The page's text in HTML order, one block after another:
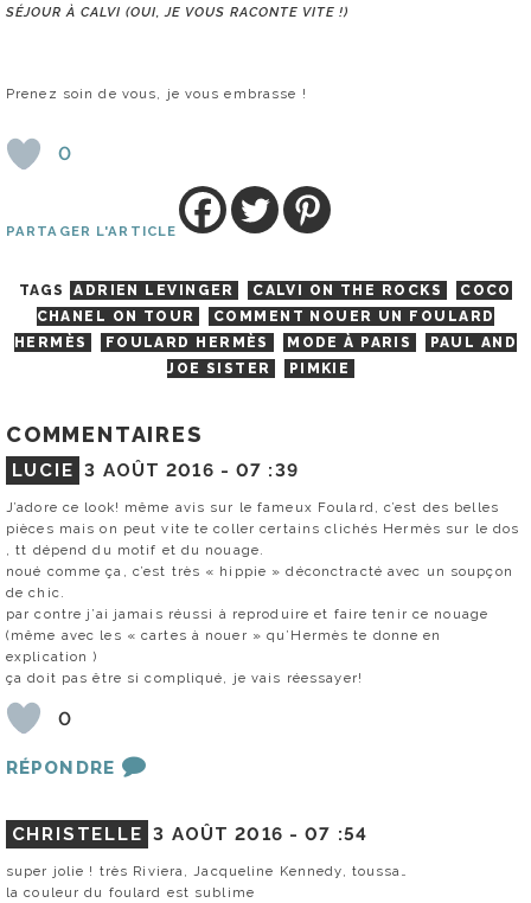
SÉJOUR À CALVI (OUI, JE VOUS RACONTE VITE !)
Prenez soin de vous, je vous embrasse !
0
PARTAGER L'ARTICLE
TAGS ADRIEN LEVINGER CALVI ON THE ROCKS
COCO
CHANEL ON TOUR
COMMENT NOUER UN FOULARD
HERMÈS
FOULARD HERMÈS MODE À PARIS
PAUL AND
JOE SISTER
PIMKIE
COMMENTAIRES
LUCIE 3 AOÛT 2016 -07 :39
J’adore ce look! même avis sur le fameux Foulard, c’est des belles
pièces mais on peut vite te coller certains clichés Hermès sur le dos
, tt dépend du motif et du nouage.
noué comme ça, c’est très « hippie » déconctracté avec un soupçon
de chic.
par contre j’ai jamais réussi à reproduire et faire tenir ce nouage
(même avec les « cartes à nouer » qu’Hermès te donne en
explication )
ça doit pas être si compliqué, je vais réessayer!
0
RÉPONDRE
CHRISTELLE 3 AOÛT 2016 -07 :54
super jolie ! très Riviera, Jacqueline Kennedy, toussa…
la couleur du foulard est sublime